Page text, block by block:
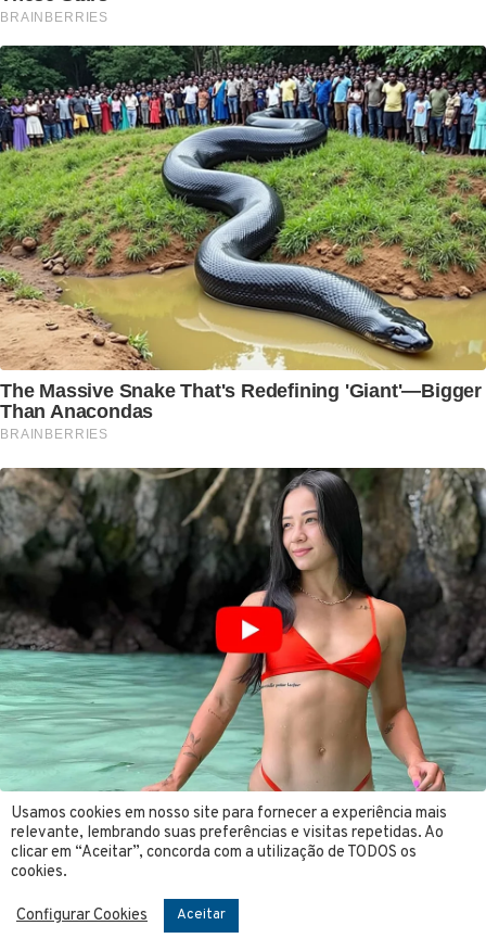
Usamos cookies em nosso site para fornecer a experiência mais
relevante, lembrando suas preferências e visitas repetidas. Ao
clicar em “Aceitar”, concorda com a utilização de TODOS os
cookies.
Configurar Cookies Aceitar